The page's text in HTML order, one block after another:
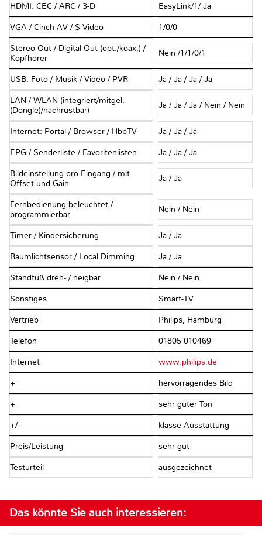
HDMI: CEC / ARC / 3-D EasyLink/1/ Ja
VGA / Cinch-AV / S-Video 1/0/0
Stereo-Out / Digital-Out (opt./koax.) /
Kopfhörer
Nein /1/1/0/1
USB: Foto / Musik / Video / PVR Ja / Ja / Ja / Ja
LAN / WLAN (integriert/mitgel.
(Dongle)/nachrüstbar)
Ja / Ja / Ja / Nein / Nein
Internet: Portal / Browser / HbbTV Ja / Ja / Ja
EPG / Senderliste / Favoritenlisten Ja / Ja / Ja
Bildeinstellung pro Eingang / mit
Offset und Gain
Ja / Ja
Fernbedienung beleuchtet /
programmierbar
Nein / Nein
Timer / Kindersicherung Ja / Ja
Raumlichtsensor / Local Dimming Ja / Ja
Standfuß dreh- / neigbar Nein / Nein
Sonstiges Smart-TV
Vertrieb Philips, Hamburg
Telefon 01805 010469
Internet www.philips.de
+ hervorragendes Bild
+ sehr guter Ton
+/- klasse Ausstattung
Preis/Leistung sehr gut
Testurteil ausgezeichnet
Das könnte Sie auch interessieren: